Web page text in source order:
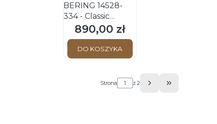
BERING 14528-
334 - Classic
Sapphire - Damski
- Zegarek
kwarcowy
Cena
890,00 zł
DO KOSZYKA
Strona z 2
Przejdź do